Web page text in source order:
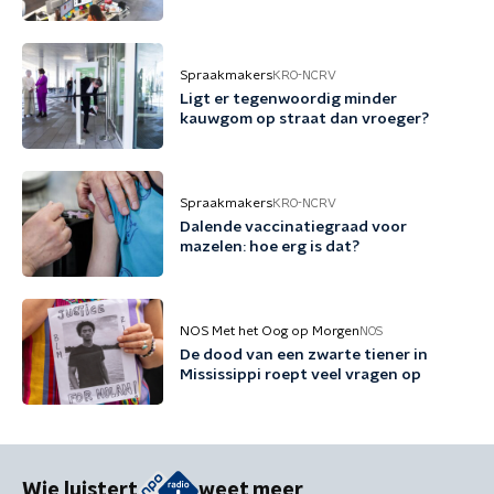
SpraakmakersKRO-NCRV
Ligt er tegenwoordig minder
kauwgom op straat dan vroeger?
SpraakmakersKRO-NCRV
Dalende vaccinatiegraad voor
mazelen: hoe erg is dat?
NOS Met het Oog op Morgen NOS
De dood van een zwarte tiener in
Mississippi roept veel vragen op